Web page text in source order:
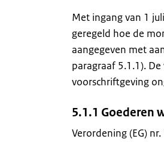
Met ingang van 1
geregeld hoe de
aangegeven met
paragraaf 5.1.1).
voorschriftgeving
5.1.1 Goederen
Verordening (EG)